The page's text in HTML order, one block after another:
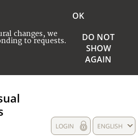
changes, we
to requests.
OK
DO NOT
SHOW
AGAIN
ENGLISH
LOGIN